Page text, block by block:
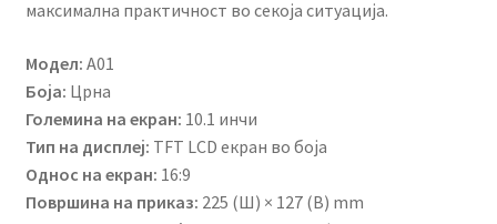
максимална практичност во секоја ситуација.
Модел: A01
Боја: Црна
Големина на екран: 10.1 инчи
Тип на дисплеј: TFT LCD екран во боја
Однос на екран: 16:9
Површина на приказ: 225 (Ш) × 127 (В) mm